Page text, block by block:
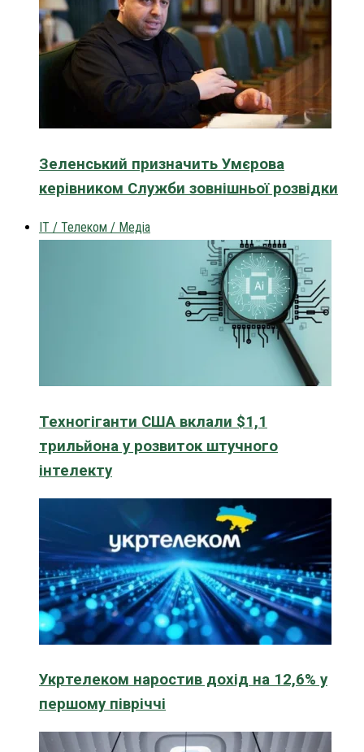
Зеленський призначить Умєрова
керівником Служби зовнішньої розвідки
IT / Телеком / Медіа
Техногіганти США вклали $1,1
трильйона у розвиток штучного
інтелекту
Укртелеком наростив дохід на 12,6% у
першому півріччі